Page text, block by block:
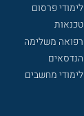
לימודי פרסום
טכנאות
רפואה משלימה
הנדסאים
לימודי מחשבים